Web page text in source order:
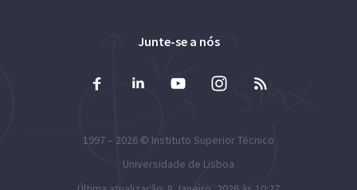
Junte-se a nós
1997 – 2026 © Instituto Superior Técnico
Universidade de Lisboa